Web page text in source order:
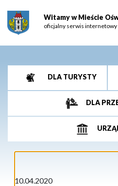
Witamy w Mieście
oficjalny serwis internetowy
DLA TURYSTY
DLA
10.04.2020